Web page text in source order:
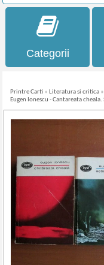
Categorii
Printre Carti » Literatura si critica »
Eugen Ionescu - Cantareata